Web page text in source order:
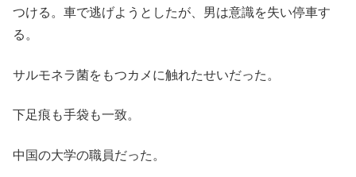
つける。車で逃げようとしたが、男は意識を失い停車す
る。
サルモネラ菌をもつカメに触れたせいだった。
下足痕も手袋も一致。
中国の大学の職員だった。